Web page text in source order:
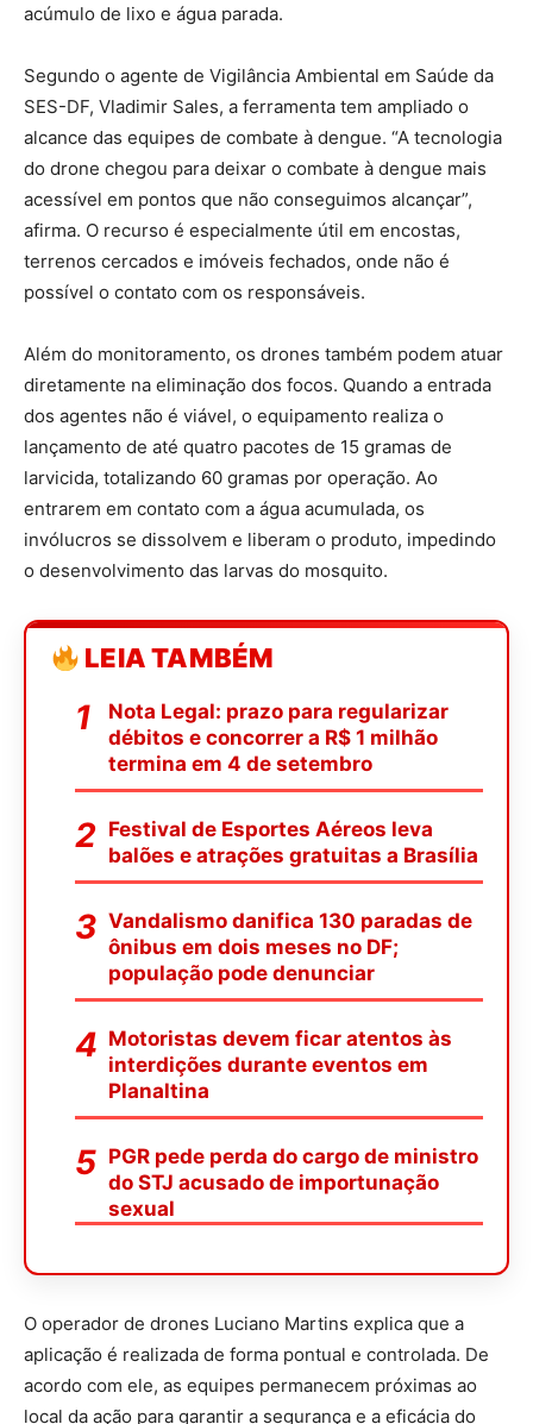
acúmulo de lixo e água parada.
Segundo o agente de Vigilância Ambiental em Saúde da
SES-DF, Vladimir Sales, a ferramenta tem ampliado o
alcance das equipes de combate à dengue. “A tecnologia
do drone chegou para deixar o combate à dengue mais
acessível em pontos que não conseguimos alcançar”,
afirma. O recurso é especialmente útil em encostas,
terrenos cercados e imóveis fechados, onde não é
possível o contato com os responsáveis.
Além do monitoramento, os drones também podem atuar
diretamente na eliminação dos focos. Quando a entrada
dos agentes não é viável, o equipamento realiza o
lançamento de até quatro pacotes de 15 gramas de
larvicida, totalizando 60 gramas por operação. Ao
entrarem em contato com a água acumulada, os
invólucros se dissolvem e liberam o produto, impedindo
o desenvolvimento das larvas do mosquito.
LEIA TAMBÉM
Nota Legal: prazo para regularizar
débitos e concorrer a R$ 1 milhão
termina em 4 de setembro
Festival de Esportes Aéreos leva
balões e atrações gratuitas a Brasília
Vandalismo danifica 130 paradas de
ônibus em dois meses no DF;
população pode denunciar
Motoristas devem ficar atentos às
interdições durante eventos em
Planaltina
PGR pede perda do cargo de ministro
do STJ acusado de importunação
sexual
O operador de drones Luciano Martins explica que a
aplicação é realizada de forma pontual e controlada. De
acordo com ele, as equipes permanecem próximas ao
local da ação para garantir a segurança e a eficácia do